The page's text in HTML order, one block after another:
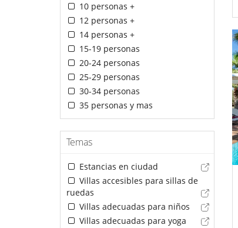
10 personas +
12 personas +
14 personas +
15-19 personas
20-24 personas
25-29 personas
30-34 personas
35 personas y mas
Temas
Estancias en ciudad
Villas accesibles para sillas de
ruedas
Villas adecuadas para niños
Villas adecuadas para yoga